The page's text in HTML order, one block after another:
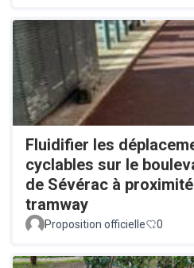
Fluidifier les
cyclables sur le
de Sévérac à
tramway
Proposition officielle 0